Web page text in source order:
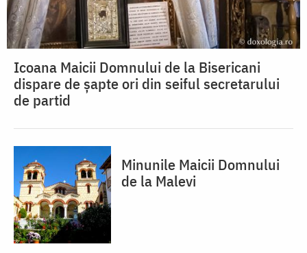
Icoana Maicii Domnului de la Bisericani
dispare de șapte ori din seiful secretarului
de partid
Minunile Maicii Domnului
de la Malevi